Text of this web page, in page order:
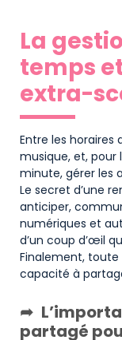
La
temps
extra-
Entre les horaires
musique, et, pour
minute, gérer les
Le secret d’une
anticiper,
numériques et
d’un coup d’œil
Finalement,
capacité à
partagé